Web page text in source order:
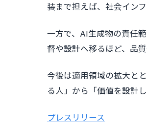
装まで担えば、社会イン
一方で、AI生成物の責任
督や設計へ移るほど、品
今後は適用領域の拡大と
る人」から「価値を設計
プレスリリース